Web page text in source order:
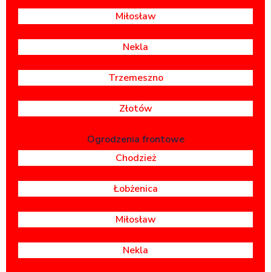
Miłosław
Nekla
Trzemeszno
Złotów
Ogrodzenia frontowe
Chodzież
Łobżenica
Miłosław
Nekla